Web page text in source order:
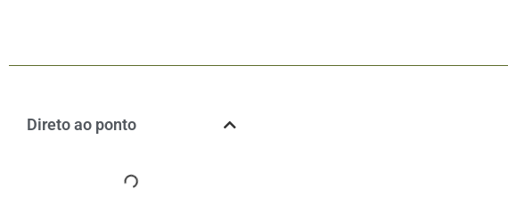
Direto ao ponto